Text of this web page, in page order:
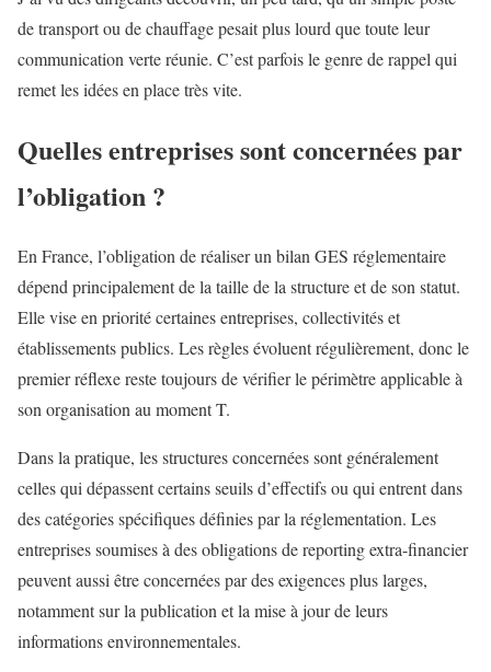
de transport ou de chauffage pesait plus lourd que toute leur
communication verte réunie. C’est parfois le genre de rappel qui
remet les idées en place très vite.
Quelles entreprises sont concernées par
l’obligation ?
En France, l’obligation de réaliser un bilan GES réglementaire
dépend principalement de la taille de la structure et de son statut.
Elle vise en priorité certaines entreprises, collectivités et
établissements publics. Les règles évoluent régulièrement, donc le
premier réflexe reste toujours de vérifier le périmètre applicable à
son organisation au moment T.
Dans la pratique, les structures concernées sont généralement
celles qui dépassent certains seuils d’effectifs ou qui entrent dans
des catégories spécifiques définies par la réglementation. Les
entreprises soumises à des obligations de reporting extra-financier
peuvent aussi être concernées par des exigences plus larges,
notamment sur la publication et la mise à jour de leurs
informations environnementales.